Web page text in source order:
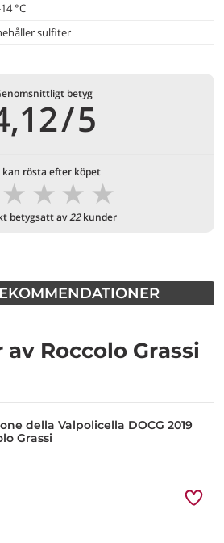
°C
sulfiter
betyg
/5
kan rösta efter köpet
★
★
★
★
betygsatt av22kunder
Roccolo Grassi
della Valpolicella DOCG 2019
Grassi